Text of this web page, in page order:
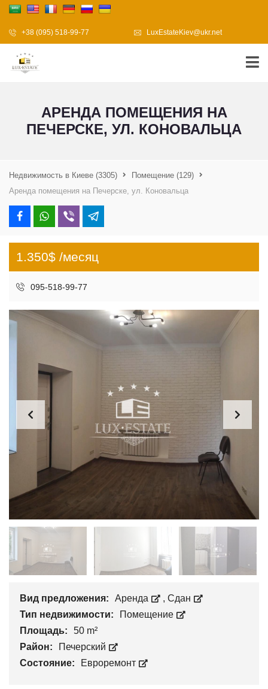
+38 (095) 518-99-77 LuxEstateKiev@ukr.net
АРЕНДА ПОМЕЩЕНИЯ НА
ПЕЧЕРСКЕ, УЛ. КОНОВАЛЬЦА
Недвижимость в Киеве (3305) Помещение (129)
Аренда помещения на Печерске, ул. Коновальца
1.350$ /месяц
095-518-99-77
Вид предложения: Аренда , Сдан
Тип недвижимости:
Помещение
Площадь:
50 m²
Район:
Печерский
Состояние:
Евроремонт